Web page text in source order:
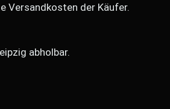
Versandkosten der Käufer.
abholbar.